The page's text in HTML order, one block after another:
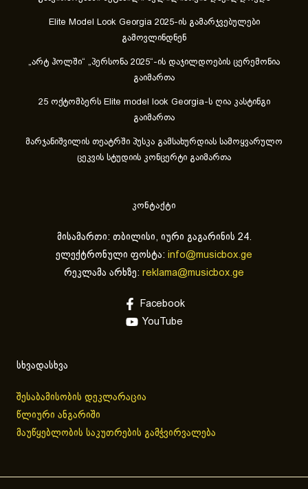
Elite Model Look Georgia 2025-ის გამარჯვებულები
გამოვლინდნენ
„არტ ჰოლში“ „პერსონა 2025“-ის დაჯილდოების ცერემონია
გაიმართა
25 ოქტომბერს Elite model look Georgia-ს ღია კასტინგი
გაიმართა
მარჯანიშვილის თეატრში პუსკა გამსახურდიას სამოყვარულო
ცეკვის სტუდიის კონცერტი გაიმართა
კონტაქტი
მისამართი: თბილისი, იური გაგარინის 24.
ელექტრონული ფოსტა: info@musicbox.ge
რეკლამა არხზე: reklama@musicbox.ge
Facebook
YouTube
სხვადასხვა
შესაბამისობის დეკლარაცია
წლიური ანგარიში
მაუწყებლობის საკუთრების გამჭვირვალება